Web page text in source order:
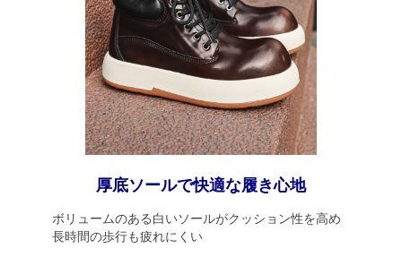
厚底ソールで快適な履き心地
ボリュームのある白いソールがクッション性を高め
長時間の歩行も疲れにくい